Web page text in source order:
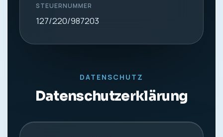
STEUERNUMMER
127/220/987203
DATENSCHUTZ
Datenschutzerklärung